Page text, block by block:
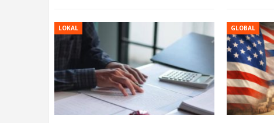
LOKAL GLOBAL